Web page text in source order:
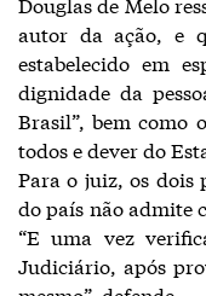
autor da ação, e
estabelecido em
dignidade da
Brasil”, bem como
todos e dever do
Para o juiz, os dois
do país não admite
“E uma vez
Judiciário, após